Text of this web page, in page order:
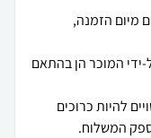
ידי המוכר הן בהתאם
להיות כרוכים
המשלוח.